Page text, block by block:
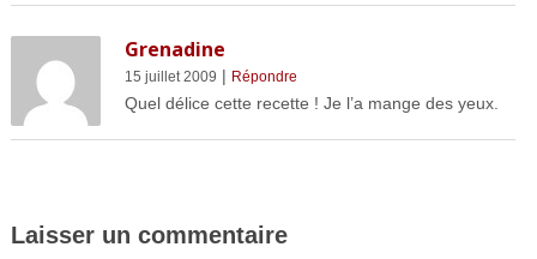
Grenadine
15 juillet 2009 | Répondre
Quel délice cette recette ! Je l’a mange des yeux.
Laisser un commentaire